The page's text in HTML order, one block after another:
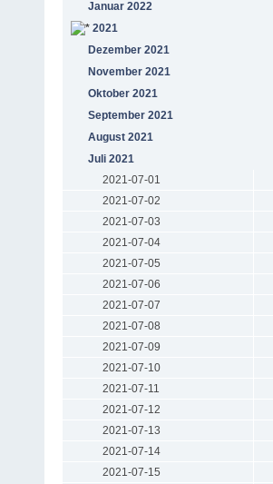
Januar 2022
2021
Dezember 2021
November 2021
Oktober 2021
September 2021
August 2021
Juli 2021
2021-07-01
2021-07-02
2021-07-03
2021-07-04
2021-07-05
2021-07-06
2021-07-07
2021-07-08
2021-07-09
2021-07-10
2021-07-11
2021-07-12
2021-07-13
2021-07-14
2021-07-15